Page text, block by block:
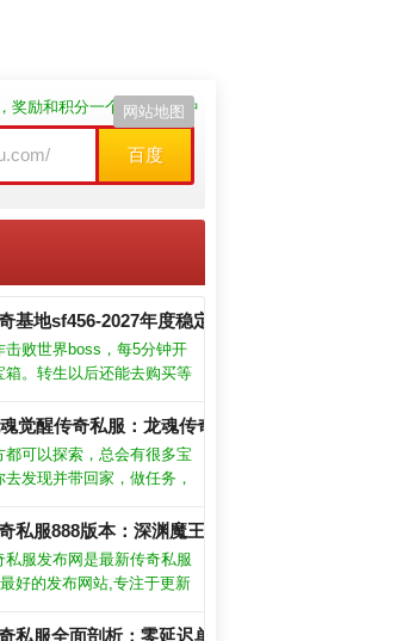
奖励和积分一个不少。多种
百度
网站地图
基地sf456-2027年度稳定hhh认证平台
击败世界boss，每5分钟开
箱。转生以后还能去购买等
本战斗，快速提升战斗力。
关乎高阶装备的穿戴，任何
机会记得都不要错过。
觉醒传奇私服：龙魂传奇，觉醒时代降临！
都可以探索，总会有很多宝
去发现并带回家，做任务，
提升自己的等级意外还可以
的资源收益。亮点：离线挂
封自己的账号，不用时刻在
私服888版本：深渊魔王，宿命终局之战！
私服发布网是最新传奇私服
好的发布网站,专注于更新
,致力于打造国内最大的传
私服全面剖析：零延迟单刷魔龙教主的无敌攻略！